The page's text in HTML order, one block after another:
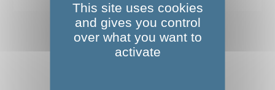
This site uses cookies
and gives you control
over what you want to
activate